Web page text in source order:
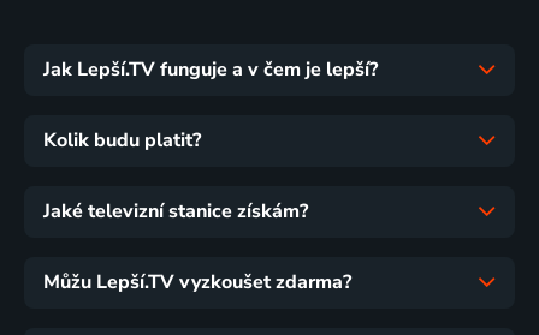
Jak Lepší.TV funguje a v čem je lepší?
Kolik budu platit?
Jaké televizní stanice získám?
Můžu Lepší.TV vyzkoušet zdarma?